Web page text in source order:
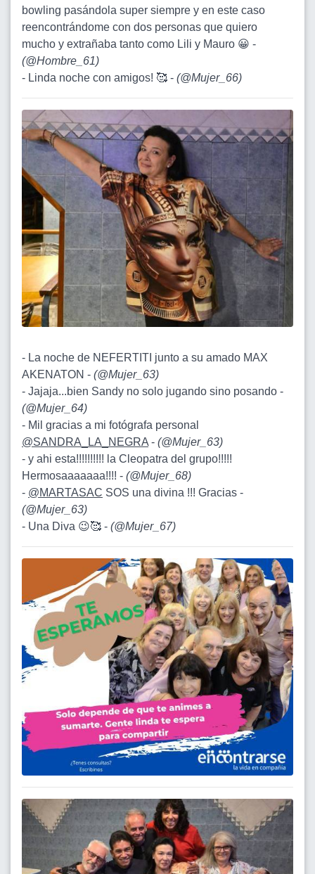
bowling pasándola super siempre y en este caso
reencontrándome con dos personas que quiero
mucho y extrañaba tanto como Lili y Mauro 😀 -
(@Hombre_61)
- Linda noche con amigos! 🥰 - (@Mujer_66)
- La noche de NEFERTITI junto a su amado MAX
AKENATON - (@Mujer_63)
- Jajaja...bien Sandy no solo jugando sino posando -
(@Mujer_64)
- Mil gracias a mi fotógrafa personal
@SANDRA_LA_NEGRA - (@Mujer_63)
- y ahi esta!!!!!!!!!! la Cleopatra del grupo!!!!!
Hermosaaaaaaa!!!! - (@Mujer_68)
- @MARTASAC SOS una divina !!! Gracias -
(@Mujer_63)
- Una Diva 😉🥰 - (@Mujer_67)